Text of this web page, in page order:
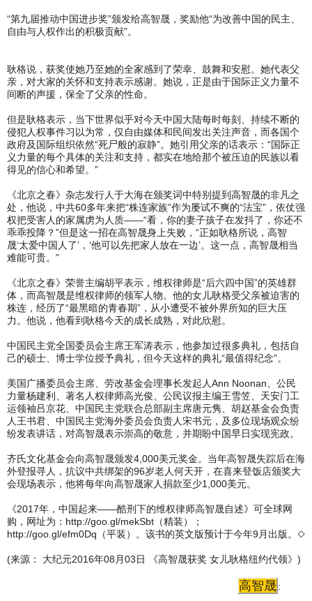
“第九届推动中国进步奖”颁发给高智晟，奖励他“为改善中国的民主、
自由与人权作出的积极贡献”。
耿格说，获奖使她乃至她的全家感到了荣幸、鼓舞和安慰。她代表父
亲，对大家的关怀和支持表示感谢。她说，正是由于国际正义力量不
间断的声援，保全了父亲的性命。
但是耿格表示，当下世界似乎对今天中国大陆每时每刻、持续不断的
侵犯人权事件习以为常，仅自由媒体和民间发出关注声音，而各国个
政府及国际组织依然“死尸般的寂静”。她引用父亲的话表示：“国际正
义力量的每个具体的关注和支持，都实在地给那个被压迫的民族以看
得见的信心和希望。”
《北京之春》杂志发行人于大海在颁奖词中特别提到高智晟的非凡之
处，他说，中共60多年来把“株连家族”作为屡试不爽的“法宝”，依仗强
权把受害人的家属虏为人质——“看，你的妻子孩子在发抖了，你还不
乖乖投降？”但是这一招在高智晟身上失败，“正如耿格所说，高智
晟‘太爱中国人了’，‘他可以先把家人放在一边’。这一点，高智晟相当
难能可贵。”
《北京之春》荣誉主编胡平表示，维权律师是“后六四中国”的英雄群
体，而高智晟是维权律师的领军人物。他的女儿耿格受父亲被迫害的
株连，经历了“最黑暗的青春期”，从小遭受不被外界所知的巨大压
力。他说，他看到耿格今天的成长成熟，对此欣慰。
中国民主党全国委员会主席王军涛表示，他参加过很多典礼，包括自
己的硕士、博士学位授予典礼，但今天这样的典礼“最值得纪念”。
美国广播委员会主席、劳改基金会理事长发起人Ann Noonan、公民
力量杨建利、著名人权律师高光俊、公民议报主编王雪笠、天安门工
运领袖吕京花、中国民主党联合总部副主席唐元隽、胡赵基金会负责
人王书君、中国民主党海外委员会负责人宋书元，及多位现场观众纷
纷发表讲话，对高智晟表示崇高的敬意，并期盼中国早日实现宪政。
齐氏文化基金会向高智晟颁发4,000美元奖金。当年高智晟失踪后在海
外登报寻人，抗议中共绑架的96岁老人何天开，在喜来登饭店颁奖大
会现场表示，他将每年向高智晟家人捐款至少1,000美元。
《2017年，中国起来——酷刑下的维权律师高智晟自述》可全球网
购，网址为：http://goo.gl/mekSbt（精装）；
http://goo.gl/efm0Dq（平装）。该书的英文版预计于今年9月出版。◇
(来源： 大纪元2016年08月03日 《高智晟获奖 女儿耿格纽约代领》)
高智晟 :